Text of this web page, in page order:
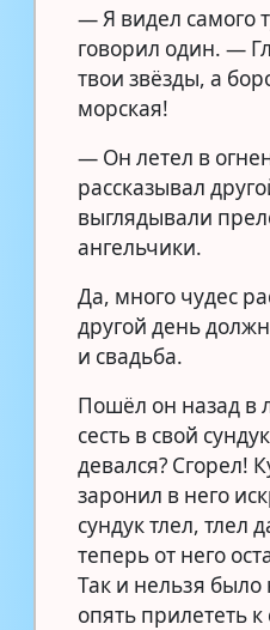
— Я видел самого
говорил один. —
твои звёзды, а
морская!
— Он летел в
рассказывал
выглядывали
ангельчики.
Да, много чудес
другой день
и свадьба.
Пошёл он назад в
сесть в свой
девался? Сгорел!
заронил в него
сундук тлел, тлел
теперь от него
Так и нельзя было
опять прилететь к